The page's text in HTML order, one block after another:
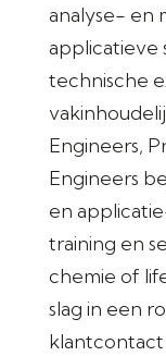
analyse- en
applicatieve
technische
Engineers,
Engineers
en
training en
chemie of
slag in een